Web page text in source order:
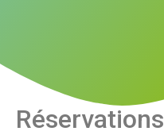
Réservations